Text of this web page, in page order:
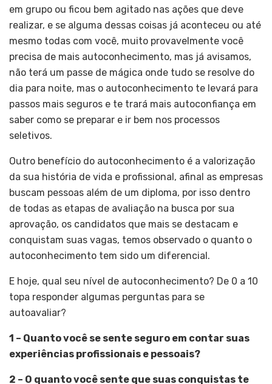
em grupo ou ficou bem agitado nas ações que deve
realizar, e se alguma dessas coisas já aconteceu ou até
mesmo todas com você, muito provavelmente você
precisa de mais autoconhecimento, mas já avisamos,
não terá um passe de mágica onde tudo se resolve do
dia para noite, mas o autoconhecimento te levará para
passos mais seguros e te trará mais autoconfiança em
saber como se preparar e ir bem nos processos
seletivos.
Outro benefício do autoconhecimento é a valorização
da sua história de vida e profissional, afinal as empresas
buscam pessoas além de um diploma, por isso dentro
de todas as etapas de avaliação na busca por sua
aprovação, os candidatos que mais se destacam e
conquistam suas vagas, temos observado o quanto o
autoconhecimento tem sido um diferencial.
E hoje, qual seu nível de autoconhecimento? De 0 a 10
topa responder algumas perguntas para se
autoavaliar?
1 – Quanto você se sente seguro em contar suas
experiências profissionais e pessoais?
2 – O quanto você sente que suas conquistas te